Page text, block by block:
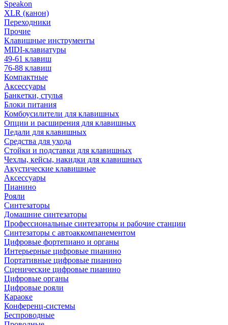
Speakon
XLR (канон)
Переходники
Прочие
Клавишные инструменты
MIDI-клавиатуры
49-61 клавиш
76-88 клавиш
Компактные
Аксессуары
Банкетки, стулья
Блоки питания
Комбоусилители для клавишных
Опции и расширения для клавишных
Педали для клавишных
Средства для ухода
Стойки и подставки для клавишных
Чехлы, кейсы, накидки для клавишных
Акустические клавишные
Аксессуары
Пианино
Рояли
Синтезаторы
Домашние синтезаторы
Профессиональные синтезаторы и рабочие станции
Синтезаторы с автоаккомпанементом
Цифровые фортепиано и органы
Интерьерные цифровые пианино
Портативные цифровые пианино
Сценические цифровые пианино
Цифровые органы
Цифровые рояли
Караоке
Конференц-системы
Беспроводные